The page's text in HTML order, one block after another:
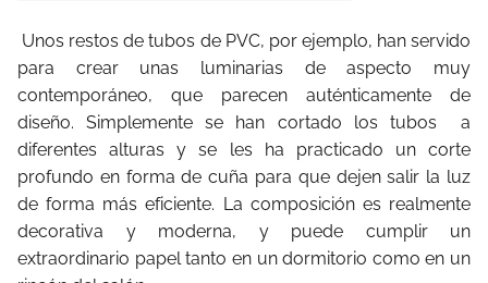
Unos restos de tubos de PVC, por ejemplo, han servido
para crear unas luminarias de aspecto muy
contemporáneo, que parecen auténticamente de
diseño. Simplemente se han cortado los tubos a
diferentes alturas y se les ha practicado un corte
profundo en forma de cuña para que dejen salir la luz
de forma más eficiente. La composición es realmente
decorativa y moderna, y puede cumplir un
extraordinario papel tanto en un dormitorio como en un